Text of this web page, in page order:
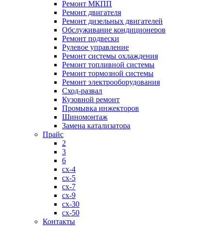
Ремонт МКПП
Ремонт двигателя
Ремонт дизельных двигателей
Обслуживание кондиционеров
Ремонт подвески
Рулевое управление
Ремонт системы охлаждения
Ремонт топливной системы
Ремонт тормозной системы
Ремонт электрооборудования
Сход-развал
Кузовной ремонт
Промывка инжекторов
Шиномонтаж
Замена катализатора
Прайс
2
3
6
cx-4
cx-5
cx-7
cx-9
cx-30
cx-50
Контакты